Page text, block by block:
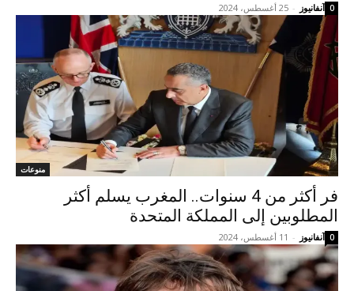
آنفانيوز - 25 أغسطس، 2024 0
منوعات
فر أكثر من 4 سنوات.. المغرب يسلم أكثر
المطلوبين إلى المملكة المتحدة
آنفانيوز - 11 أغسطس، 2024 0